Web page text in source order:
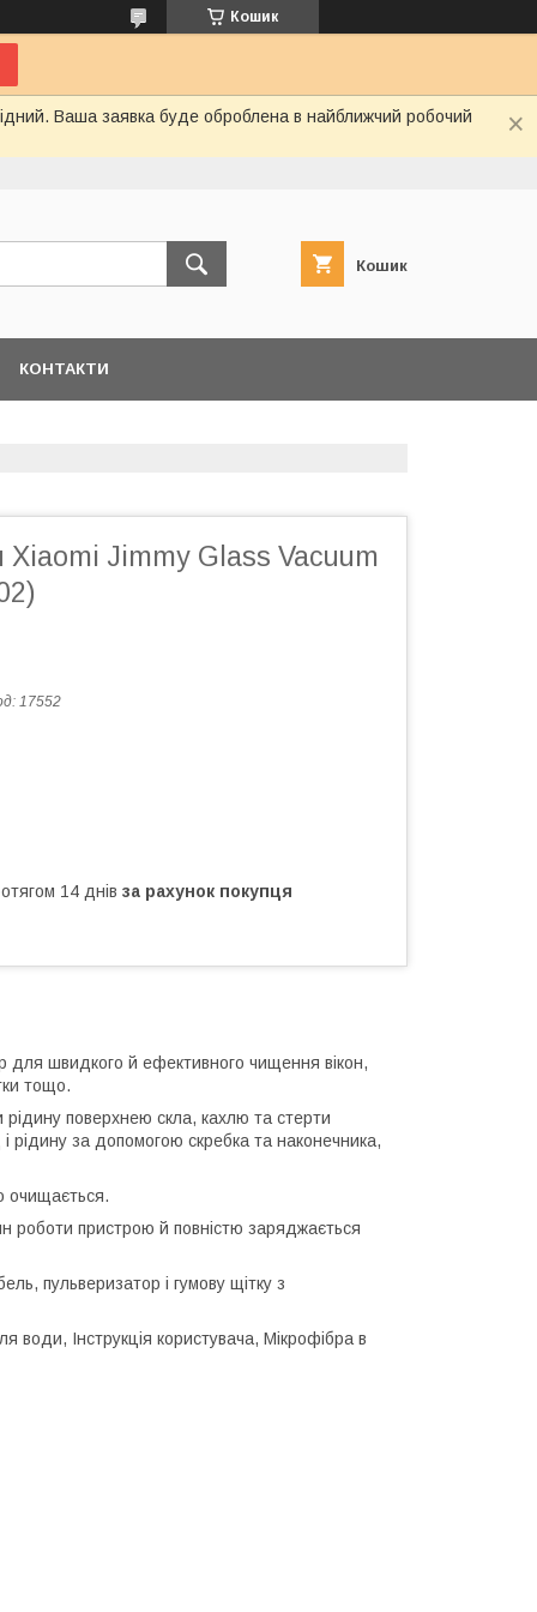
Кошик
Ваша заявка буде оброблена в найближчий робочий
Кошик
КОНТАКТИ
Xiaomi Jimmy Glass Vacuum
17552
14 днів за рахунок покупця
для швидкого й ефективного чищення вікон,
тощо.
поверхнею скла, кахлю та стерти
рідину за допомогою скребка та наконечника,
очищається.
роботи пристрою й повністю заряджається
пульверизатор і гумову щітку з
води, Інструкція користувача, Мікрофібра в